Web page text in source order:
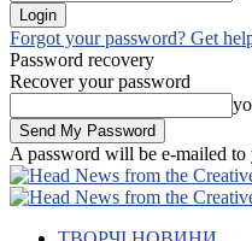
Forgot your password? Get
Password recovery
Recover your password
A password will be e-mailed to